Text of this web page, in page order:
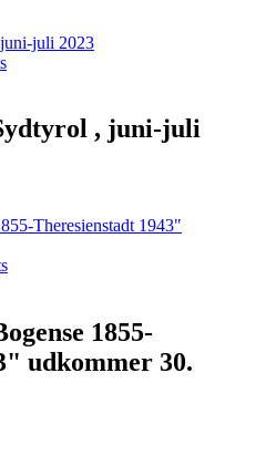
, juni-juli
1855-
udkommer 30.